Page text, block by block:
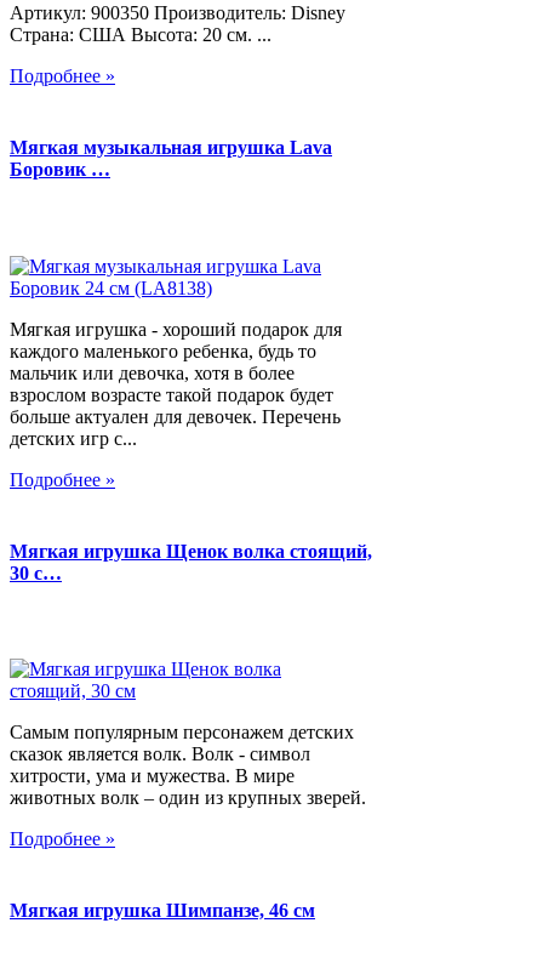
Артикул: 900350 Производитель: Disney
Страна: США Высота: 20 см. ...
Подробнее »
Мягкая музыкальная игрушка Lava
Боровик …
Мягкая игрушка - хороший подарок для
каждого маленького ребенка, будь то
мальчик или девочка, хотя в более
взрослом возрасте такой подарок будет
больше актуален для девочек. Перечень
детских игр с...
Подробнее »
Мягкая игрушка Щенок волка стоящий,
30 с…
Самым популярным персонажем детских
сказок является волк. Волк - символ
хитрости, ума и мужества. В мире
животных волк – один из крупных зверей.
Подробнее »
Мягкая игрушка Шимпанзе, 46 см